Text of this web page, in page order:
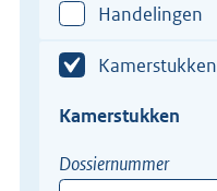
Handelingen
Kamerstukken
Kamerstukken
Dossiernummer